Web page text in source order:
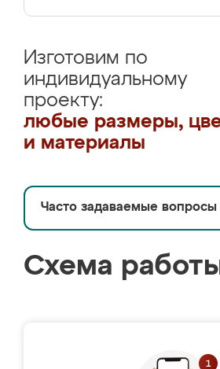
Изготовим по
индивидуальному
проекту:
любые размеры,
и материалы
Часто задаваемые вопросы
Схема